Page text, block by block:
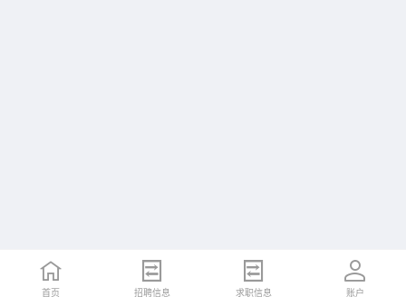
首页 招聘信息 求职信息 账户